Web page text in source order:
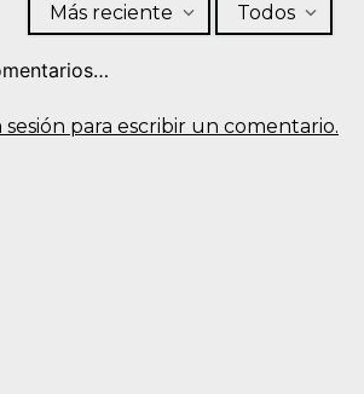
sesión para escribir un comentario.
Más reciente Todos